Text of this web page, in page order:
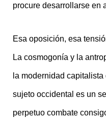
procure desarrollarse en
Esa oposición, esa
La cosmogonía y la
la modernidad
sujeto occidental es un
perpetuo combate